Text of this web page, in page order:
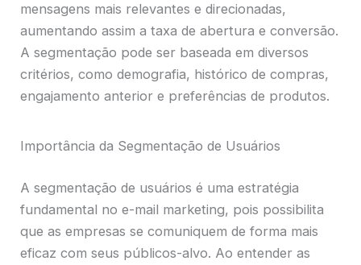
mensagens mais relevantes e direcionadas,
aumentando assim a taxa de abertura e conversão.
A segmentação pode ser baseada em diversos
critérios, como demografia, histórico de compras,
engajamento anterior e preferências de produtos.
Importância da Segmentação de Usuários
A segmentação de usuários é uma estratégia
fundamental no e-mail marketing, pois possibilita
que as empresas se comuniquem de forma mais
eficaz com seus públicos-alvo. Ao entender as